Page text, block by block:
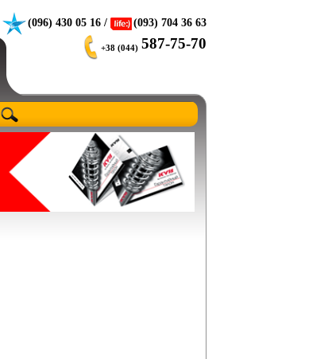
(096) 430 05 16 / (093) 704 36 63
+38 (044) 587-75-70